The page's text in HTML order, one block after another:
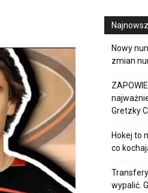
Nowy
zmian
Gretzky
Hokej to
co
wypalić.